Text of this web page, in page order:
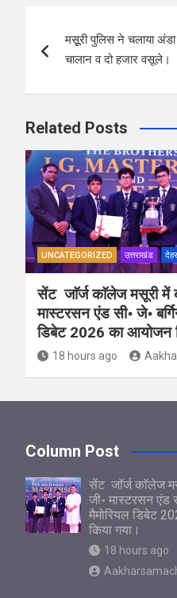
o
o
k
A
p
p
navigation
मसूूरी पुलिस ने चलाया
चालान व दो हजार वसूले।
Related Posts
UNCATEGORIZED उत्तराखंड
सेंट जाॅर्ज काॅलेज मसूरी में
मास्टरसन एंड सी॰ जे॰
डिबेट 2026 का आयोजन
18 hours ago
Column Post
सेंट जाॅर्ज काॅलेज
जी॰ मास्टरसन एंड
मैमोरियल डिबेट
किया गया।
18 hours ago